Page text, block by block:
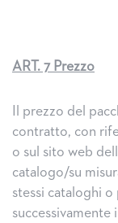
ART. 7 Prezzo
Il prezzo del
contratto, con
o sul sito web
catalogo/su
stessi cataloghi